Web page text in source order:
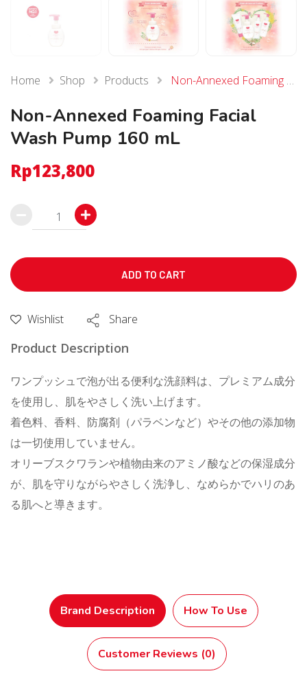
Home Shop Products Non-Annexed Foaming Facial Wash Pump 160 mL
Non-Annexed Foaming Facial
Wash Pump 160 mL
Rp123,800
Annexed
Foaming
Facial
Wash
Pump
mL
個
ADD TO CART
Wishlist Share
Product Description
ワンプッシュで泡が出る便利な洗顔料は、プレミアム成分
を使用し、肌をやさしく洗い上げます。
着色料、香料、防腐剤（パラベンなど）やその他の添加物
は一切使用していません。
オリーブスクワランや植物由来のアミノ酸などの保湿成分
が、肌を守りながらやさしく洗浄し、なめらかでハリのあ
る肌へと導きます。
Brand Description How To Use
Customer Reviews (0)